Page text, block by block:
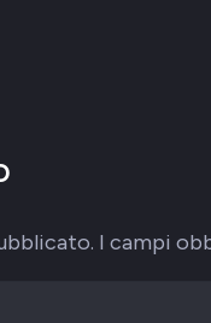
I campi